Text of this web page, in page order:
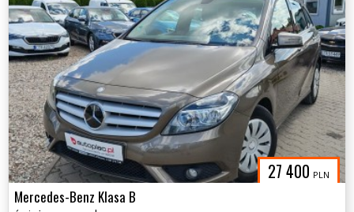
27 400 PLN
Mercedes-Benz Klasa B